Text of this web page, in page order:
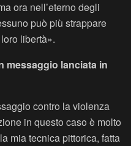
ora nell’eterno degli
può più strappare
libertà».
messaggio lanciata in
contro la violenza
in questo caso è molto
mia tecnica pittorica, fatta